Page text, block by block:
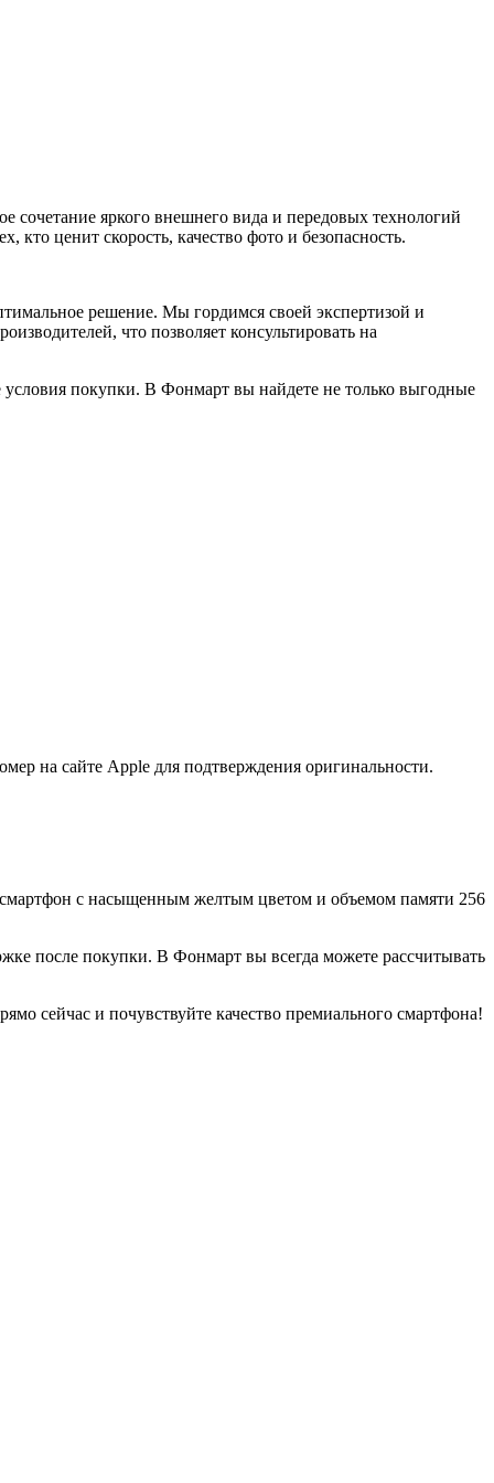
яркого внешнего вида и передовых технологий
ценит скорость, качество фото и безопасность.
решение. Мы гордимся своей экспертизой и
что позволяет консультировать на
покупки. В Фонмарт вы найдете не только выгодные
на сайте Apple для подтверждения оригинальности.
смартфон с насыщенным желтым цветом и объемом памяти 256
после покупки. В Фонмарт вы всегда можете рассчитывать
сейчас и почувствуйте качество премиального смартфона!